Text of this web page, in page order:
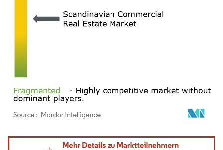
Bild © Mordor Intelligence. Wiederverwendung erfordert Namensnennung gemäß